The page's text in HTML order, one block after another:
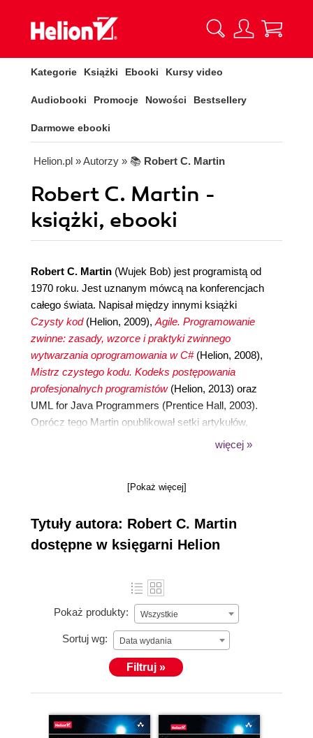
Kategorie Książki Ebooki Kursy video
Audiobooki Promocje Nowości Bestsellery
Darmowe ebooki
Helion.pl » Autorzy » 📚 Robert C. Martin
Robert C. Martin -
książki, ebooki
Robert C. Martin (Wujek Bob) jest programistą od
1970 roku. Jest uznanym mówcą na konferencjach
całego świata. Napisał między innymi książki
Czysty kod(Helion, 2009), Agile. Programowanie
zwinne: zasady, wzorce i praktyki zwinnego
wytwarzania oprogramowania w C#(Helion, 2008),
Mistrz czystego kodu. Kodeks postępowania
profesjonalnych programistów(Helion, 2013) oraz
UML for Java Programmers (Prentice Hall, 2003).
Oprócz tego Martin opublikował setki artykułów,
rozpraw i wpisów na blogach. Działał jako redaktor
Alliance. Założył i prowadzi międzynarodową firmę
programistów i menedżerów specjalizujących się
we wspomaganiu firm w realizacji trudnych
projektów.
więcej »
[Pokaż więcej]
Tytuły autora: Robert C. Martin
dostępne w księgarni Helion
Pokaż produkty: Wszystkie
Sortuj wg: Data wydania
Filtruj »